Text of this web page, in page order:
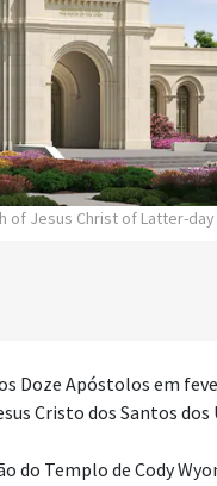
of Jesus Christ of Latter-
Doze Apóstolos em
Cristo dos Santos
do Templo de Cody